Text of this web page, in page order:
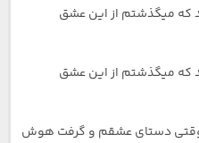
که میگذشتم از این عشق
که میگذشتم از این عشق
وقتی دستای عشقم و گرفت هوش